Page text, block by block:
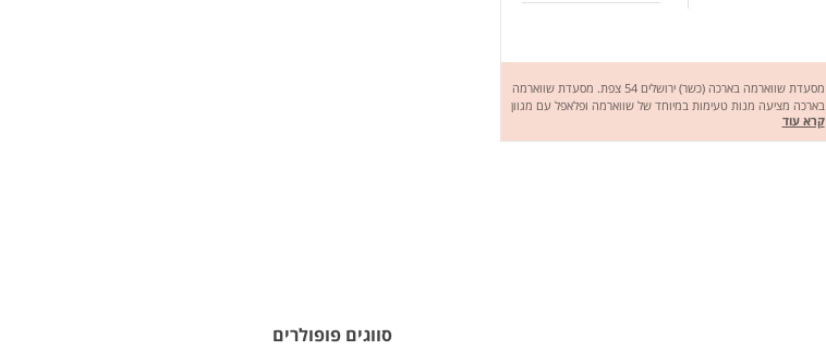
מסעדת שווארמה בארכה (כשר) ירושלים 54 צפת. מסעדת שווארמה
בארכה מציעה מנות טעימות במיוחד של שווארמה ופלאפל עם מגוון
סלטים רחב וטעים. מחכים לכם לחוויה מהנה, שיהיה בתאבון !
קרא עוד
סווגים פופולרים